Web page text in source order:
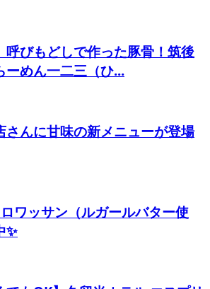
呼びもどしで作った豚骨！筑後
ーめん一二三（ひ...
さんに甘味の新メニューが登場
ワッサン（ルガールバター使
✨